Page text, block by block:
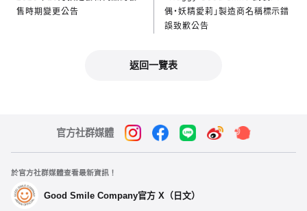
售時期變更公告
偶‧妖精愛莉」製造商名稱標示錯
誤致歉公告
返回一覽表
官方社群媒體
於官方社群媒體查看最新資訊！
Good Smile Company官方 X（日文）